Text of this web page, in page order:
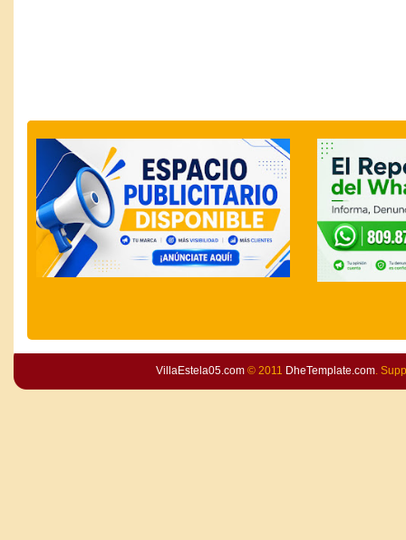
VillaEstela05.com© 2011 DheTemplate.com.